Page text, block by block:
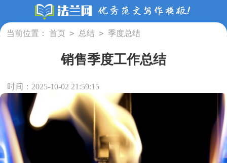
当前位置： 首页 > 总结 > 季度总结
销售季度工作总结
时间：2025-10-02 21:59:15